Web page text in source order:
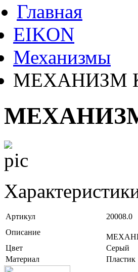
Главная
EIKON
Механизмы
МЕХАНИЗМ
МЕХАНИЗМ
Артикул
20008.0
Описание
Цвет
Серый
Материал
Пластик